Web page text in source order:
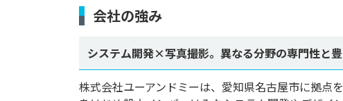
会社の強み
システム開発×写真撮影。異なる分野の専門性と
株式会社ユーアンドミーは、愛知県名古屋市に拠点